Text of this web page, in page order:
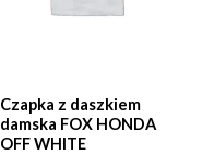
Czapka z daszkiem
damska FOX HONDA
OFF WHITE